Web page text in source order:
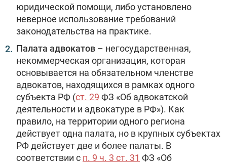
юридической помощи, либо установлено
неверное использование требований
законодательства на практике.
Палата адвокатов – негосударственная,
некоммерческая организация, которая
основывается на обязательном членстве
адвокатов, находящихся в рамках одного
субъекта РФ (ст. 29 ФЗ «Об адвокатской
деятельности и адвокатуре в РФ»). Как
правило, на территории одного региона
действует одна палата, но в крупных субъектах
РФ действует две и более палаты. В
соответствии с п. 9 ч. 3 ст. 31 ФЗ «Об